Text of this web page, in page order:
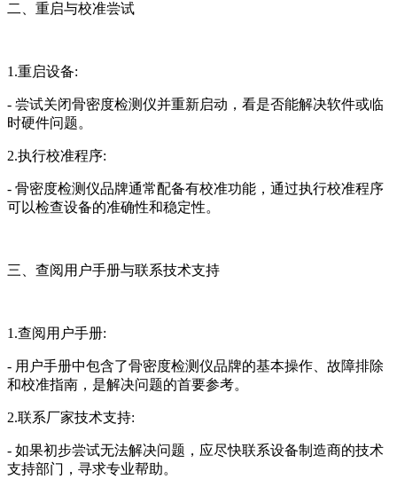
二、重启与校准尝试
1.重启设备:
- 尝试关闭骨密度检测仪并重新启动，看是否能解决软件或临
时硬件问题。
2.执行校准程序:
- 骨密度检测仪品牌通常配备有校准功能，通过执行校准程序
可以检查设备的准确性和稳定性。
三、查阅用户手册与联系技术支持
1.查阅用户手册:
- 用户手册中包含了骨密度检测仪品牌的基本操作、故障排除
和校准指南，是解决问题的首要参考。
2.联系厂家技术支持:
- 如果初步尝试无法解决问题，应尽快联系设备制造商的技术
支持部门，寻求专业帮助。